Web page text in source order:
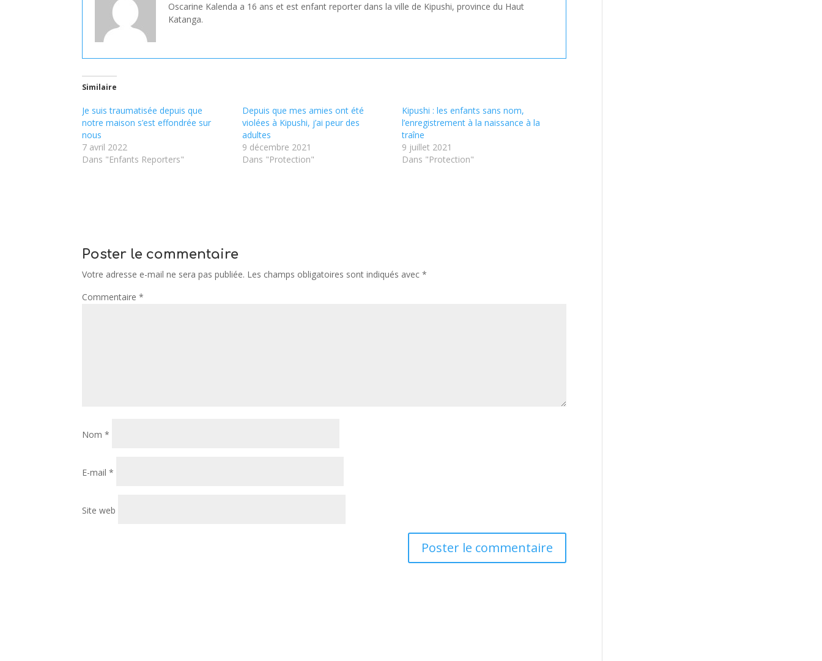
Oscarine Kalenda a 16 ans et est enfant reporter dans la ville de Kipushi, province du Haut
Katanga.
Similaire
Je suis traumatisée depuis que
notre maison s’est effondrée sur
nous
7 avril 2022
Dans "Enfants Reporters"
Depuis que mes amies ont été
violées à Kipushi, j’ai peur des
adultes
9 décembre 2021
Dans "Protection"
Kipushi : les enfants sans nom,
l’enregistrement à la naissance à la
traîne
9 juillet 2021
Dans "Protection"
Poster le commentaire
Votre adresse e-mail ne sera pas publiée. Les champs obligatoires sont indiqués avec*
Commentaire*
Nom*
E-mail*
Site web